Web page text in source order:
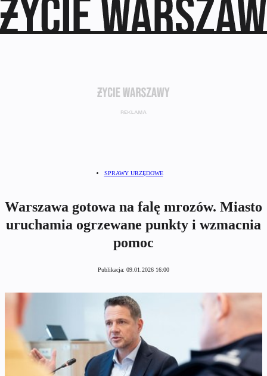
SPRAWY URZĘDOWE
Warszawa gotowa na falę mrozów. Miasto
uruchamia ogrzewane punkty i wzmacnia
pomoc
Publikacja: 09.01.2026 16:00